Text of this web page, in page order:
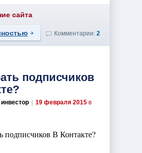
сайта
Комментарии: 2
подписчиков
19 февраля 2015 в